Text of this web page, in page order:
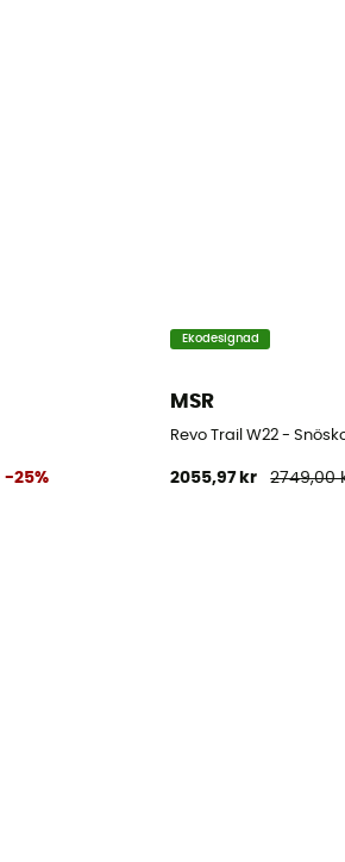
-25%
Ekodesignad
MSR
Revo Trail W22 -
2055,97 kr 2749,00